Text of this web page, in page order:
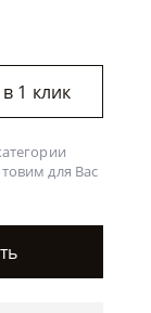
1 клик
для Вас